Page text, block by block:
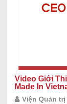
Video Giới
Made In
Viện Quản